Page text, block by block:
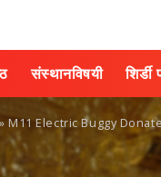
संस्थानविषयी शिर्डी
M11 Electric Buggy